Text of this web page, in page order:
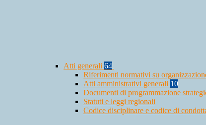
Atti generali 64
Riferimenti normativi su
Atti amministrativi generali 10
Documenti di programmazione
Statuti e leggi regionali
Codice disciplinare e codice di